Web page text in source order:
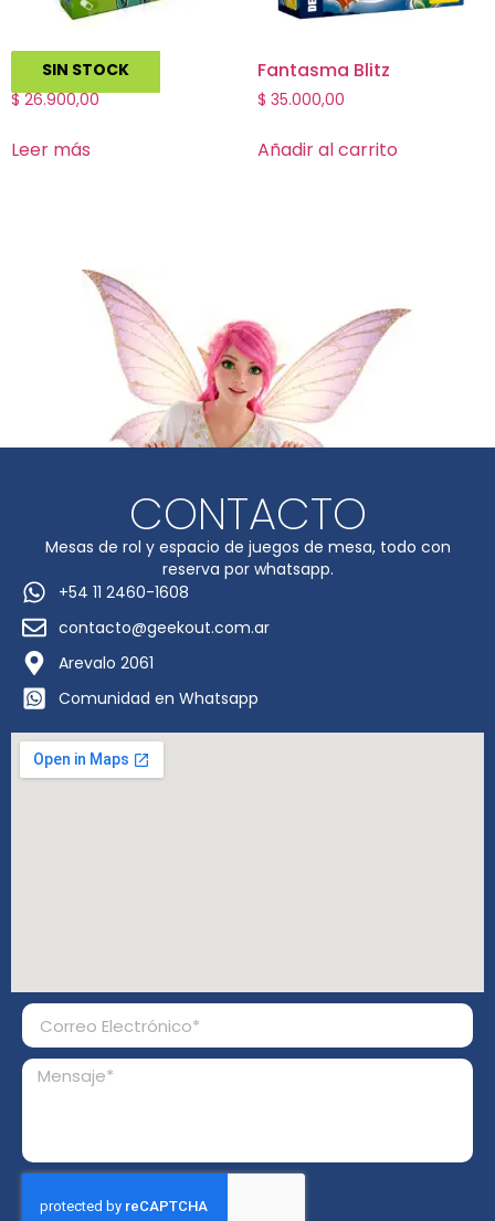
SIN STOCK
Virus!
$ 26.900,00
Leer más
Fantasma Blitz
$ 35.000,00
Añadir al carrito
CONTACTO
Mesas de rol y espacio de juegos de mesa, todo con
reserva por whatsapp.
+54 11 2460-1608
contacto@geekout.com.ar
Arevalo 2061
Comunidad en Whatsapp